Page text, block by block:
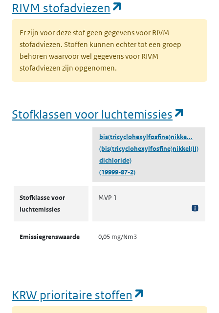
RIVM stofadviezen
Er zijn voor deze stof geen gegevens voor RIVM
stofadviezen. Stoffen kunnen echter tot een groep
behoren waarvoor wel gegevens voor RIVM
stofadviezen zijn opgenomen.
Stofklassen voor luchtemissies
bis(tricyclohexylfosfine)nikke...
(bis(tricyclohexylfosfine)nikkel(II)
dichloride)
(19999-87-2)
Stofklasse voor
luchtemissies
MVP 1
Emissiegrenswaarde 0,05 mg/Nm3
KRW prioritaire stoffen